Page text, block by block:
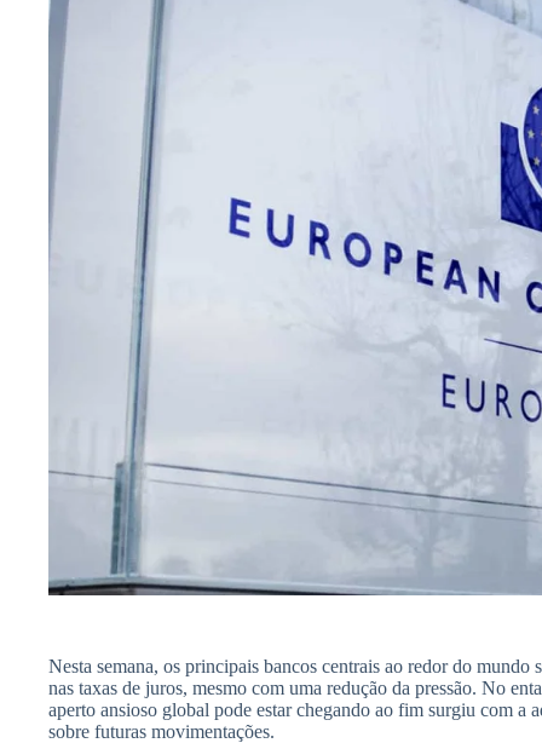
Nesta semana, os principais bancos centrais ao redor do mundo
nas taxas de juros, mesmo com uma redução da pressão. No
aperto ansioso global pode estar chegando ao fim surgiu com a
sobre futuras movimentações.